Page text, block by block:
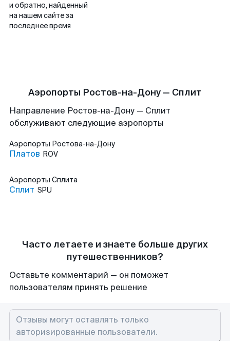
и обратно, найденный
на нашем сайте за
последнее время
Аэропорты Ростов-на-Дону — Сплит
Направление Ростов-на-Дону — Сплит
обслуживают следующие аэропорты
Аэропорты Ростова-на-Дону
Платов ROV
Аэропорты Сплита
Сплит SPU
Часто летаете и знаете больше других
путешественников?
Оставьте комментарий — он поможет
пользователям принять решение